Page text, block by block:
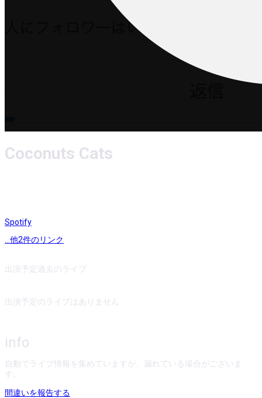
Coconuts Cats
Spotify
...他2件のリンク
出演予定 過去のライブ
出演予定のライブはありません
info
自動でライブ情報を集めていますが、漏れている場合がございま
す。
間違いを報告する